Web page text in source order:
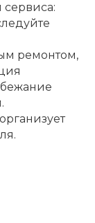
ремонтом,